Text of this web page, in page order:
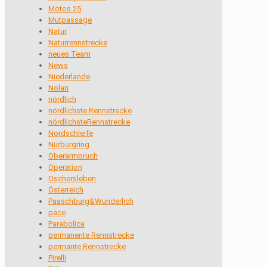
Motos 25
Mutpassage
Natur
Naturrennstrecke
neues Team
News
Niederlande
Nolan
nördlich
nördlichste Rennstrecke
nördlichsteRennstrecke
Nordschleife
Nürburgring
Oberarmbruch
Operation
Oschersleben
Österreich
Paaschburg&Wunderlich
pace
Parabolica
permanente Rennstrecke
permante Rennstrecke
Pirelli